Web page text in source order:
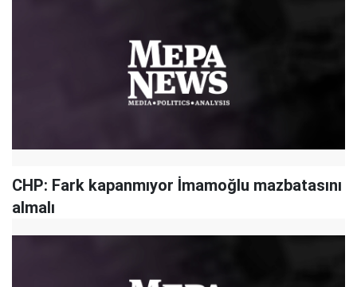
CHP: Fark kapanmıyor İmamoğlu mazbatasını
almalı